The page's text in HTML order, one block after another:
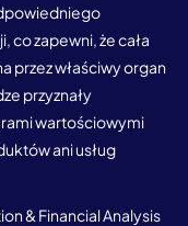
co zapewni, że cała
przez właściwy organ
przyznały
wartościowymi
ani usług
& Financial Analysis